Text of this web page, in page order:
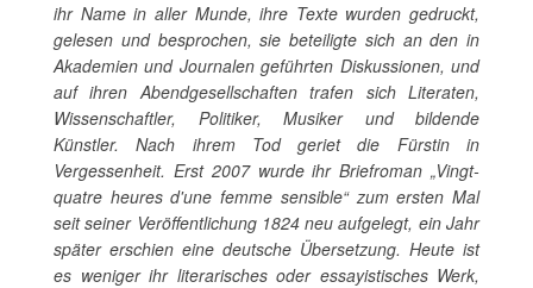
ihr Name in aller Munde, ihre Texte wurden gedruckt,
gelesen und besprochen, sie beteiligte sich an den in
Akademien und Journalen geführten Diskussionen, und
auf ihren Abendgesellschaften trafen sich Literaten,
Wissenschaftler, Politiker, Musiker und bildende
Künstler. Nach ihrem Tod geriet die Fürstin in
Vergessenheit. Erst 2007 wurde ihr Briefroman „Vingt-
quatre heures d'une femme sensible“ zum ersten Mal
seit seiner Veröffentlichung 1824 neu aufgelegt, ein Jahr
später erschien eine deutsche Übersetzung. Heute ist
es weniger ihr literarisches oder essayistisches Werk,